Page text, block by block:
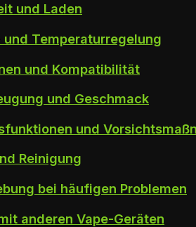
und Laden
und Temperaturregelung
und Kompatibilität
und Geschmack
und
Reinigung
bei häufigen Problemen
anderen Vape-Geräten